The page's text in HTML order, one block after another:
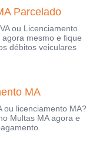
Parcelado
ou Licenciamento
mesmo e fique
débitos veiculares
MA
ou licenciamento MA?
Multas MA agora e